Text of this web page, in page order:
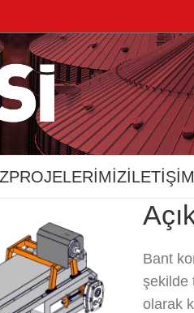
PROJELERİMİZİLETIŞIM
Bant
şekilde
olarak